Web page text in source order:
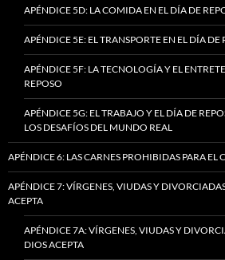
APÉNDICE 5D: LA COMIDA EN EL DÍA DE
APÉNDICE 5E: EL TRANSPORTE EN EL DÍA DE
APÉNDICE 5F: LA TECNOLOGÍA Y EL
REPOSO
APÉNDICE 5G: EL TRABAJO Y EL DÍA DE
LOS DESAFÍOS DEL MUNDO REAL
APÉNDICE 6: LAS CARNES PROHIBIDAS PARA EL
APÉNDICE 7: VÍRGENES, VIUDAS Y
ACEPTA
APÉNDICE 7A: VÍRGENES, VIUDAS Y
DIOS ACEPTA